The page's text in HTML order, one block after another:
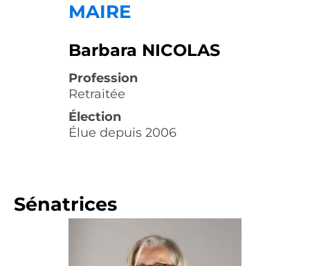
MAIRE
Barbara NICOLAS
Profession
Retraitée
Élection
Élue depuis 2006
Sénatrices